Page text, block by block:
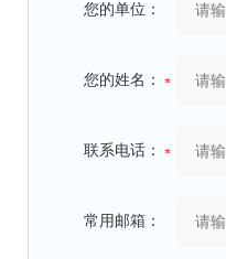
您的单位：
您的姓名：
联系电话：
常用邮箱：